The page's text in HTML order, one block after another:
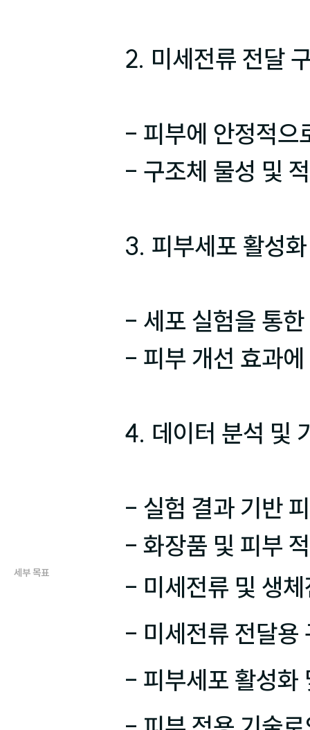
2. 미세전류 전달
- 피부에 안정적으
- 구조체 물성 및
3. 피부세포 활성
- 세포 실험을 통
- 피부 개선 효과
4. 데이터 분석 및
- 실험 결과 기반
세부 목표
- 미세전류 및 생
- 미세전류 전달용
- 피부세포 활성화